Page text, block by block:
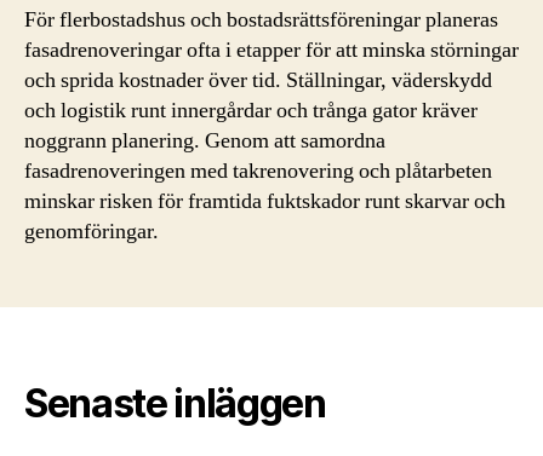
För flerbostadshus och bostadsrättsföreningar planeras
fasadrenoveringar ofta i etapper för att minska störningar
och sprida kostnader över tid. Ställningar, väderskydd
och logistik runt innergårdar och trånga gator kräver
noggrann planering. Genom att samordna
fasadrenoveringen med takrenovering och plåtarbeten
minskar risken för framtida fuktskador runt skarvar och
genomföringar.
Senaste inläggen